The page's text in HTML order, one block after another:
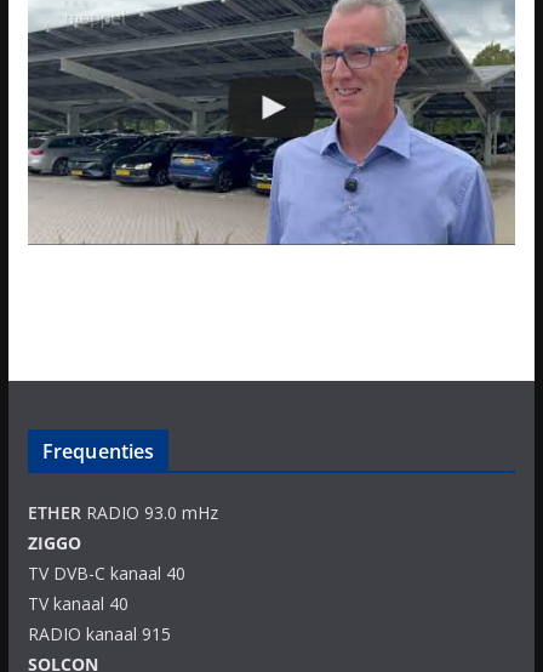
Frequenties
ETHERRADIO 93.0 mHz
ZIGGO
TV DVB-C kanaal 40
TV kanaal 40
RADIO kanaal 915
SOLCON